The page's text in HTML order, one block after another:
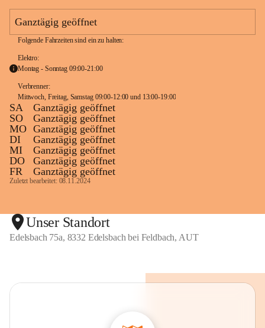
m
Ganztägig geöffnet
Folgende Fahrzeiten sind ein zu halten:
Elektro:
Montag - Sonntag 09:00-21:00
Verbrenner:
Mittwoch, Freitag, Samstag 09:00-12:00 und 13:00-19:00
SA
Ganztägig geöffnet
SO
Ganztägig geöffnet
MO Ganztägig geöffnet
DI
Ganztägig geöffnet
MI
Ganztägig geöffnet
DO
Ganztägig geöffnet
FR
Ganztägig geöffnet
Zuletzt bearbeitet: 08.11.2024
Unser Standort
Edelsbach 75a, 8332 Edelsbach bei Feldbach, AUT